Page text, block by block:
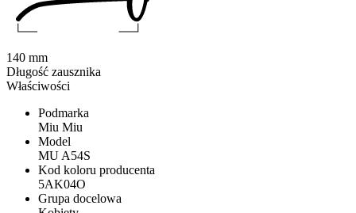
Właściwości
Podmarka
Miu Miu
Model
MU A54S
Kod koloru producenta
5AK04O
Grupa docelowa
140 mm
Długość zausznika